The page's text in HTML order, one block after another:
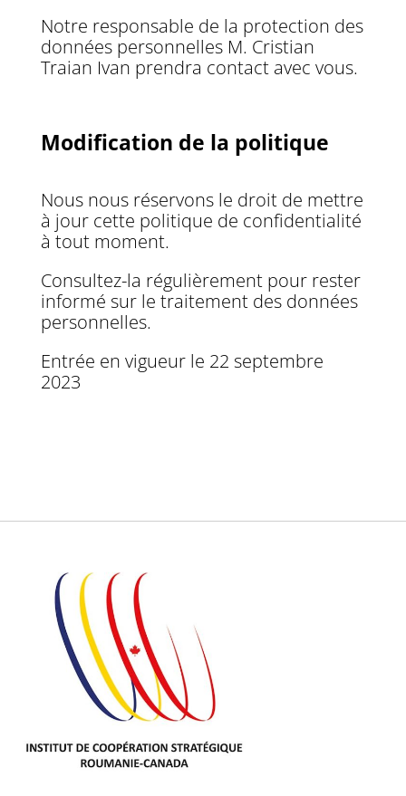
Notre responsable de la protection des
données personnelles M. Cristian
Traian Ivan prendra contact avec vous.
Modification de la politique
Nous nous réservons le droit de mettre
à jour cette politique de confidentialité
à tout moment.
Consultez-la régulièrement pour rester
informé sur le traitement des données
personnelles.
Entrée en vigueur le 22 septembre
2023